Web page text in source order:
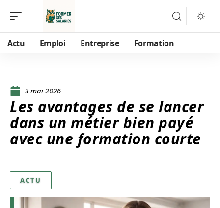
Actu Emploi Entreprise Formation
3 mai 2026
Les avantages de se lancer
dans un métier bien payé
avec une formation courte
ACTU